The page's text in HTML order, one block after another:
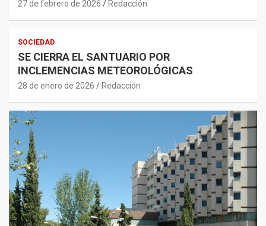
27 de febrero de 2026 Redacción
SOCIEDAD
SE CIERRA EL SANTUARIO POR
INCLEMENCIAS METEOROLÓGICAS
28 de enero de 2026 Redacción